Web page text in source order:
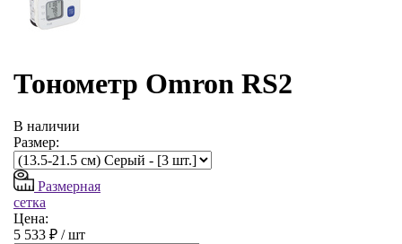
Тонометр Omron RS2
В наличии
Размер:
Размерная
сетка
Цена:
5 533 ₽ /шт